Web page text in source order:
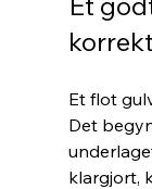
Et flot
Det
klargjort,